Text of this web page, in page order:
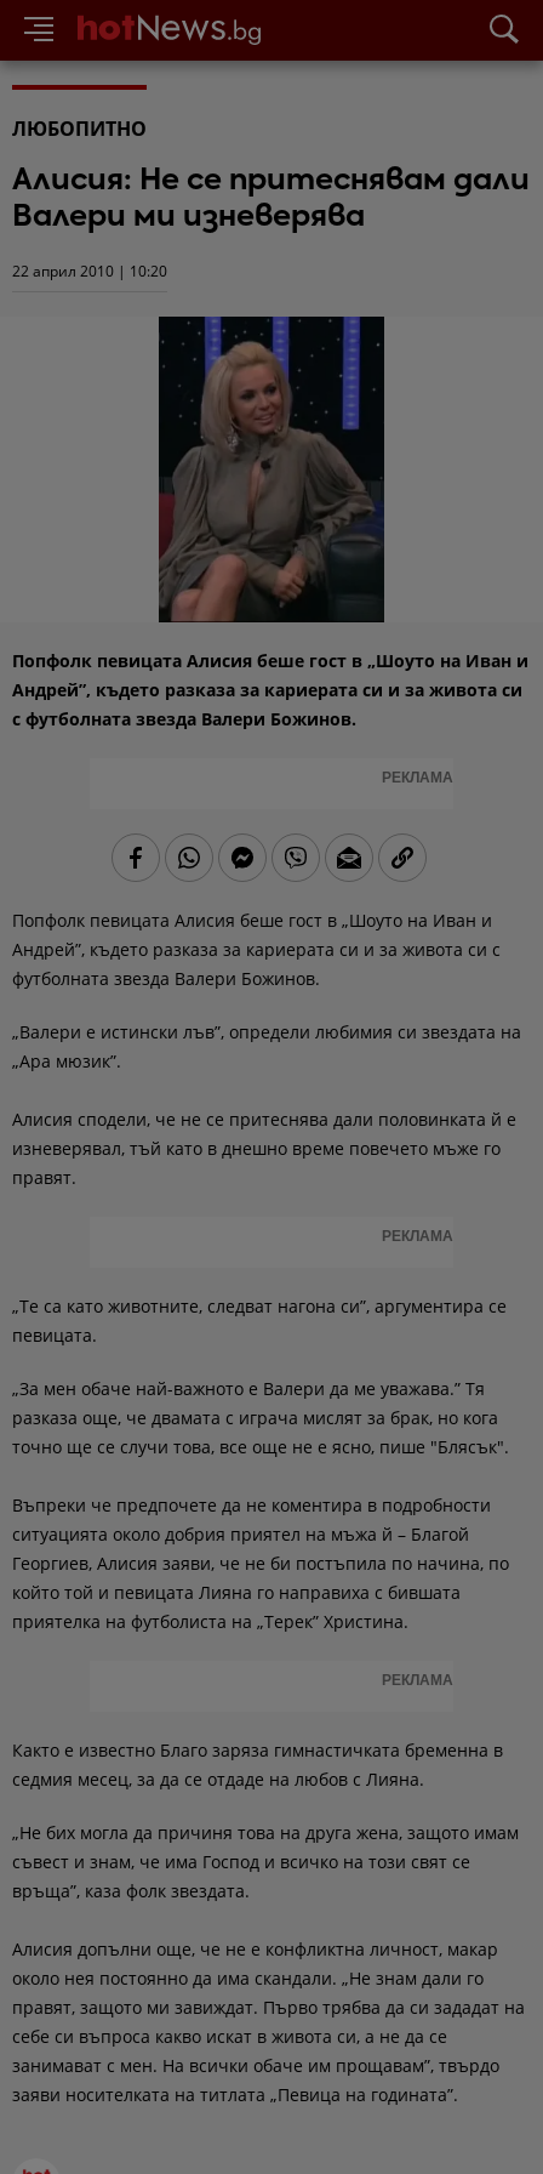
ЛЮБОПИТНО
Алисия: Не се притеснявам дали
Валери ми изневерява
22 април 2010 | 10:20
Попфолк певицата Алисия беше гост в „Шоуто на Иван и
Андрей”, където разказа за кариерата си и за живота си
с футболната звезда Валери Божинов.
РЕКЛАМА
Попфолк певицата Алисия беше гост в „Шоуто на Иван и
Андрей”, където разказа за кариерата си и за живота си с
футболната звезда Валери Божинов.
„Валери е истински лъв”, определи любимия си звездата на
„Ара мюзик”.
Алисия сподели, че не се притеснява дали половинката й е
изневерявал, тъй като в днешно време повечето мъже го
правят.
РЕКЛАМА
„Те са като животните, следват нагона си”, аргументира се
певицата.
„За мен обаче най-важното е Валери да ме уважава.” Тя
разказа още, че двамата с играча мислят за брак, но кога
точно ще се случи това, все още не е ясно, пише "Блясък".
Въпреки че предпочете да не коментира в подробности
ситуацията около добрия приятел на мъжа й – Благой
Георгиев, Алисия заяви, че не би постъпила по начина, по
който той и певицата Лияна го направиха с бившата
приятелка на футболиста на „Терек” Христина.
РЕКЛАМА
Както е известно Благо заряза гимнастичката бременна в
седмия месец, за да се отдаде на любов с Лияна.
„Не бих могла да причиня това на друга жена, защото имам
съвест и знам, че има Господ и всичко на този свят се
връща”, каза фолк звездата.
Алисия допълни още, че не е конфликтна личност, макар
около нея постоянно да има скандали. „Не знам дали го
правят, защото ми завиждат. Първо трябва да си зададат на
себе си въпроса какво искат в живота си, а не да се
занимават с мен. На всички обаче им прощавам”, твърдо
заяви носителката на титлата „Певица на годината”.